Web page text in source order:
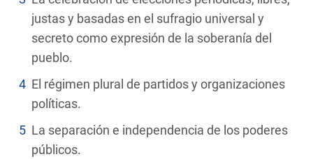
justas y basadas en el sufragio universal y
secreto como expresión de la soberanía del
pueblo.
El régimen plural de partidos y organizaciones
políticas.
La separación e independencia de los poderes
públicos.